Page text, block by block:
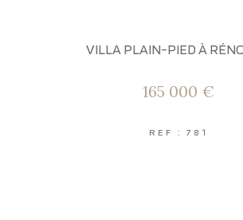
VILLA PLAIN-PIED À
165 000 €
REF : 781